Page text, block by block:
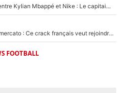
Thibaud Vézirian annonce la fin entre Kylian Mbappé et Nike : Le capitaine de l'équipe de France lui répond sur Instagram !
Nouvelle galère pour l'OM sur le mercato : Ce crack français veut rejoindre le PSG, il a déjà donné son accord pour signer à Paris !
FOOTBALL